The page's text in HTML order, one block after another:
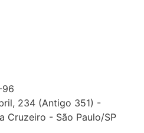
96
234 (Antigo 351) -
Cruzeiro - São Paulo/SP